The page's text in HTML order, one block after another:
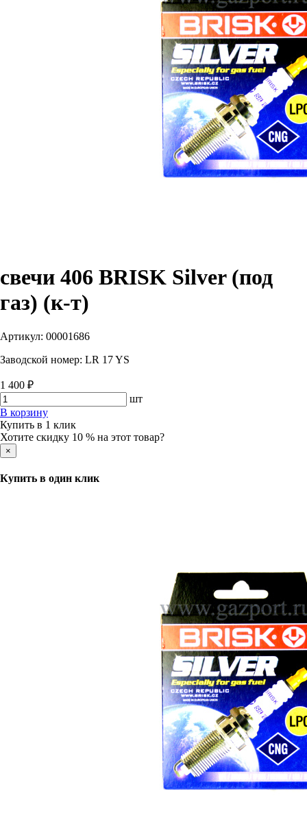
свечи 406 BRISK Silver (под
газ) (к-т)
Артикул: 00001686
Заводской номер: LR 17 YS
1 400 ₽
шт
В корзину
Купить в 1 клик
Хотите скидку 10 % на этот товар?
×
Купить в один клик